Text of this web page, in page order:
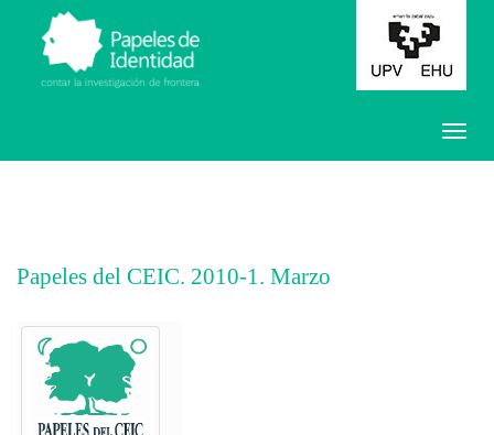
Papeles del CEIC. 2010-1. Marzo